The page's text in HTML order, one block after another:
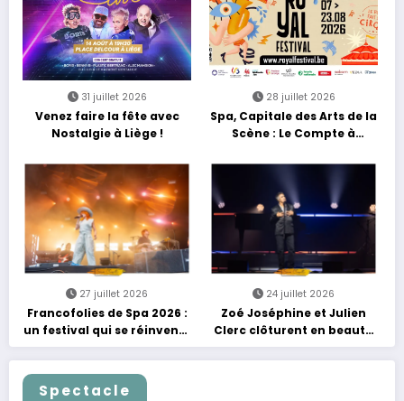
31 juillet 2026
Venez faire la fête avec
Nostalgie à Liège !
28 juillet 2026
Spa, Capitale des Arts de la
Scène : Le Compte à
27 juillet 2026
Francofolies de Spa 2026 :
un festival qui se réinvente
entre nouveautés et
grands moments de scène
24 juillet 2026
Zoé Joséphine et Julien
Clerc clôturent en beauté
Les Nuits Francofolies au
Casino
Spectacle